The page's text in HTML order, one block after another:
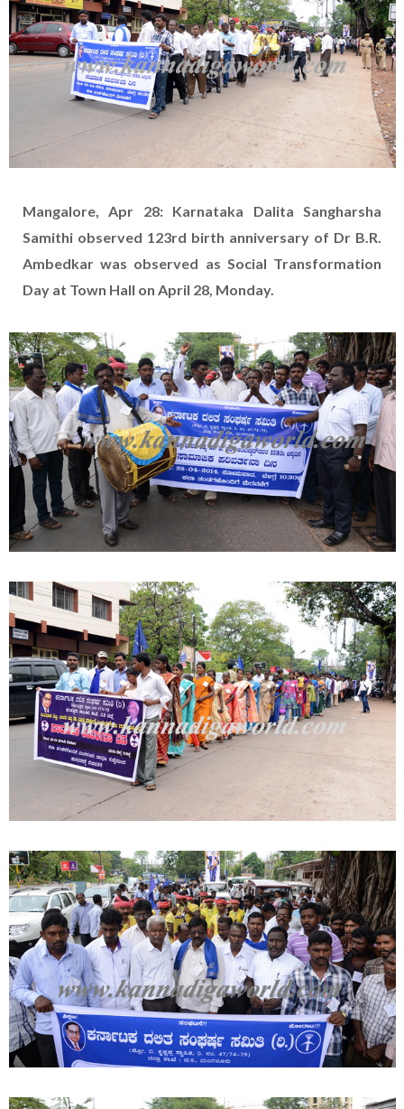
Mangalore, Apr 28: Karnataka Dalita Sangharsha
Samithi observed 123rd birth anniversary of Dr B.R.
Ambedkar was observed as Social Transformation
Day at Town Hall on April 28, Monday.